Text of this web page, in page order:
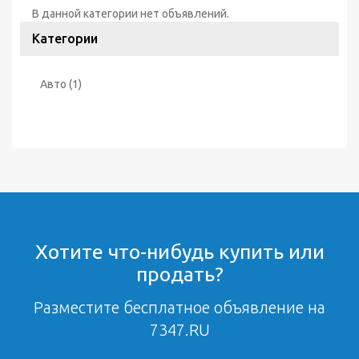
В данной категории нет объявлений.
Категории
Авто (1)
Хотите что-нибудь купить или
продать?
Разместите бесплатное объявление на
7347.RU